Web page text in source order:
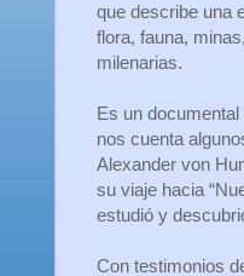
que describe una
flora, fauna,
milenarias.
Es un
nos cuenta
Alexander von
su viaje hacia
estudió y
Con testimonios